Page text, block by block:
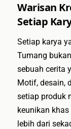
Warisan
Setiap
Setiap karya
Tumang
sebuah cerita
Motif, desain,
setiap produk
keunikan
lebih dari